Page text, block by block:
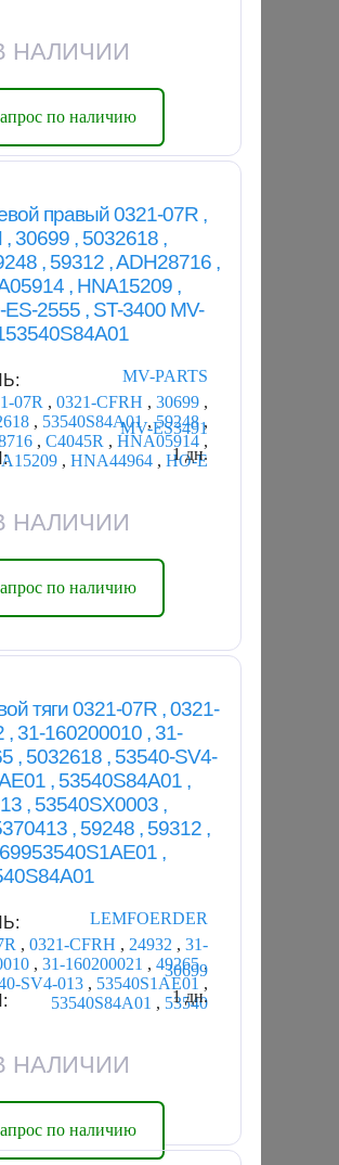
НАЛИЧИИ
по наличию
правый 0321-07R ,
30699 , 5032618 ,
, 59312 , ADH28716 ,
, HNA15209 ,
2555 , ST-3400 MV-
MV-PARTS
07R , 0321-CFRH , 30699 ,
, 53540S84A01,59248,
, C4045R , HNA05914 ,
, HNA44964 , HO-E
MV-ES3491
1 дн.
НАЛИЧИИ
по наличию
тяги 0321-07R , 0321-
, 31-160200010 , 31-
, 5032618 , 53540-SV4-
, 53540S84A01 ,
, 53540SX0003 ,
, 59248 , 59312 ,
,
LEMFOERDER
, 0321-CFRH , 24932 , 31-
, 31-160200021 , 49265,
SV4-013 , 53540S1AE01 ,
53540S84A01 , 53540
30699
1 дн.
НАЛИЧИИ
по наличию